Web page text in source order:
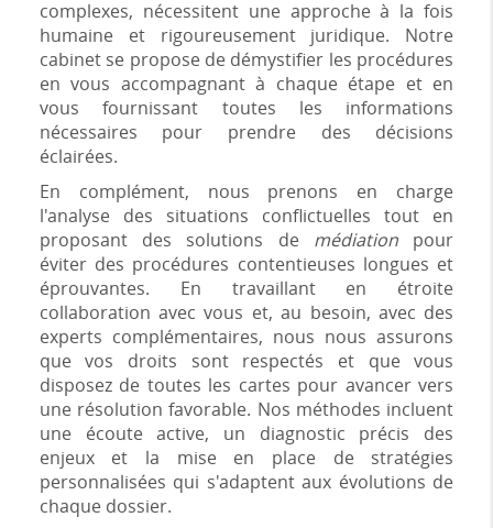
complexes, nécessitent une approche à la fois
humaine et rigoureusement juridique. Notre
cabinet se propose de démystifier les procédures
en vous accompagnant à chaque étape et en
vous fournissant toutes les informations
nécessaires pour prendre des décisions
éclairées.
En complément, nous prenons en charge
l'analyse des situations conflictuelles tout en
proposant des solutions de médiationpour
éviter des procédures contentieuses longues et
éprouvantes. En travaillant en étroite
collaboration avec vous et, au besoin, avec des
experts complémentaires, nous nous assurons
que vos droits sont respectés et que vous
disposez de toutes les cartes pour avancer vers
une résolution favorable. Nos méthodes incluent
une écoute active, un diagnostic précis des
enjeux et la mise en place de stratégies
personnalisées qui s'adaptent aux évolutions de
chaque dossier.